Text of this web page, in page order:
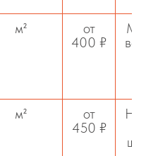
м²
от
400 ₽
м²
от
450 ₽